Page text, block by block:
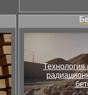
Технология